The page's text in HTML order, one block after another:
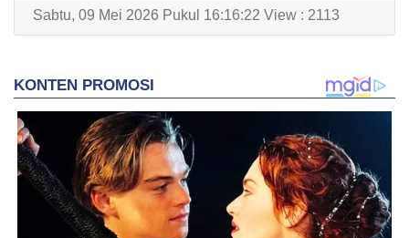
Sabtu, 09 Mei 2026 Pukul 16:16:22 View : 2113